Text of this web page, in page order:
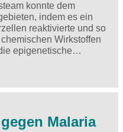
konnte dem
indem es ein
reaktivierte und so
Wirkstoffen
epigenetische…
Malaria